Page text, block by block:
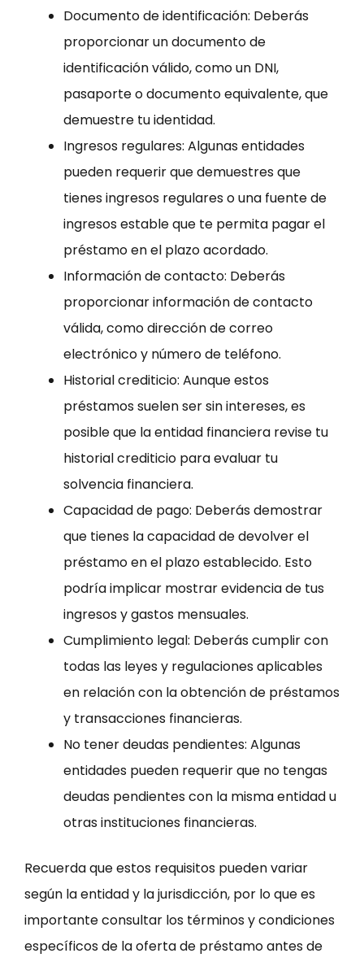
Documento de identificación: Deberás
proporcionar un documento de
identificación válido, como un DNI,
pasaporte o documento equivalente, que
demuestre tu identidad.
Ingresos regulares: Algunas entidades
pueden requerir que demuestres que
tienes ingresos regulares o una fuente de
ingresos estable que te permita pagar el
préstamo en el plazo acordado.
Información de contacto: Deberás
proporcionar información de contacto
válida, como dirección de correo
electrónico y número de teléfono.
Historial crediticio: Aunque estos
préstamos suelen ser sin intereses, es
posible que la entidad financiera revise tu
historial crediticio para evaluar tu
solvencia financiera.
Capacidad de pago: Deberás demostrar
que tienes la capacidad de devolver el
préstamo en el plazo establecido. Esto
podría implicar mostrar evidencia de tus
ingresos y gastos mensuales.
Cumplimiento legal: Deberás cumplir con
todas las leyes y regulaciones aplicables
en relación con la obtención de préstamos
y transacciones financieras.
No tener deudas pendientes: Algunas
entidades pueden requerir que no tengas
deudas pendientes con la misma entidad u
otras instituciones financieras.
Recuerda que estos requisitos pueden variar
según la entidad y la jurisdicción, por lo que es
importante consultar los términos y condiciones
específicos de la oferta de préstamo antes de